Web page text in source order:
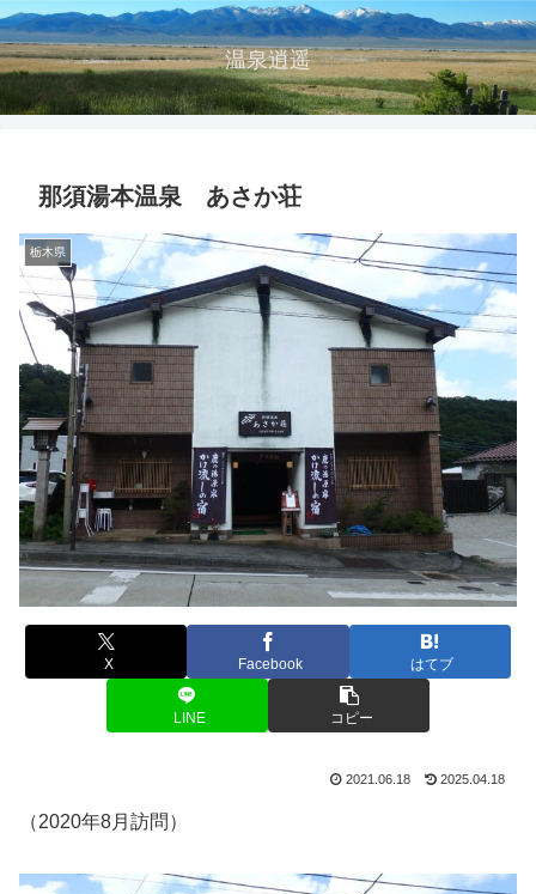
温泉逍遥
那須湯本温泉 あさか荘
栃木県
X Facebook はてブ
LINE コピー
2021.06.18 2025.04.18
（2020年8月訪問）